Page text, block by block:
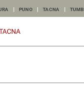
PUNO TACNA